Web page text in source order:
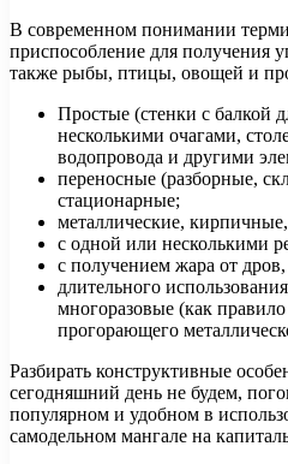
В современном понимании
приспособление для получения
также рыбы, птицы, овощей и
Простые (стенки с балкой
несколькими очагами,
водопровода и другими
переносные (разборные,
стационарные;
металлические,
с одной или несколькими
с получением жара от дров,
длительного
многоразовые (как
прогорающего
Разбирать конструктивные
сегодняшний день не будем,
популярном и удобном в
самодельном мангале на